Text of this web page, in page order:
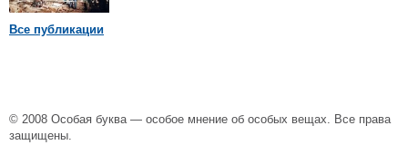
Все публикации
© 2008 Особая буква — особое мнение об особых вещах. Все права
защищены.